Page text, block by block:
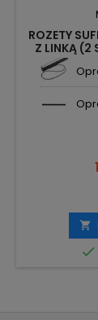
ROZETY
Z LINKĄ (2
C26-

